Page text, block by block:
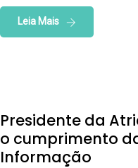
Leia Mais
Presidente da
o cumprimento
Informação